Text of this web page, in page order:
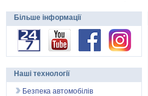
Більше інформації
Наші технології
Безпека автомобілів